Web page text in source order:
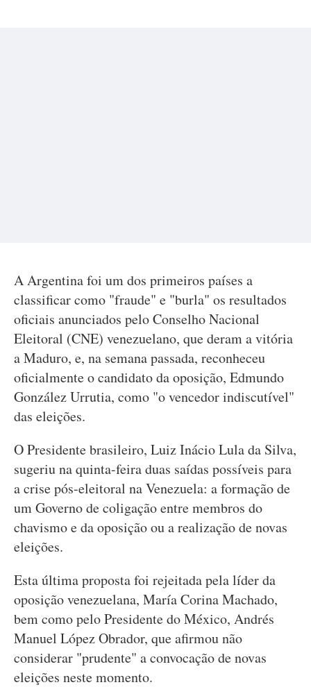
A Argentina foi um dos primeiros países a
classificar como "fraude" e "burla" os resultados
oficiais anunciados pelo Conselho Nacional
Eleitoral (CNE) venezuelano, que deram a vitória
a Maduro, e, na semana passada, reconheceu
oficialmente o candidato da oposição, Edmundo
González Urrutia, como "o vencedor indiscutível"
das eleições.
O Presidente brasileiro, Luiz Inácio Lula da Silva,
sugeriu na quinta-feira duas saídas possíveis para
a crise pós-eleitoral na Venezuela: a formação de
um Governo de coligação entre membros do
chavismo e da oposição ou a realização de novas
eleições.
Esta última proposta foi rejeitada pela líder da
oposição venezuelana, María Corina Machado,
bem como pelo Presidente do México, Andrés
Manuel López Obrador, que afirmou não
considerar "prudente" a convocação de novas
eleições neste momento.